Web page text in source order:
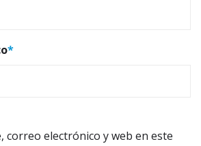
*
correo electrónico y web en este